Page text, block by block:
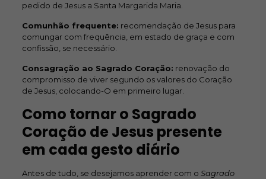
pedido de Jesus a Santa Margarida Maria.
Comunhão frequente: recomendação de Jesus para
comungar com frequência, em estado de graça e com
confissão, se necessário.
Consagração ao Sagrado Coração: renovação do
compromisso de viver segundo os valores do Coração
de Jesus, colocando-O em primeiro lugar.
Como tornar o Sagrado
Coração de Jesus presente
em cada gesto diário
Antes de tudo, se desejamos aprender com o Sagrado